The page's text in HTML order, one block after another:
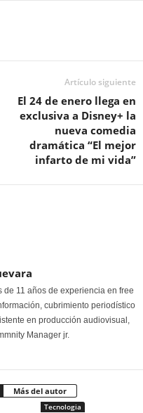
Artículo siguiente
El 24 de enero llega en
exclusiva a Disney+ la
nueva comedia
dramática “El mejor
infarto de mi vida”
11 años de experiencia en free
cubrimiento periodístico
en producción audiovisual,
Manager jr.
Más del autor
Tecnologia